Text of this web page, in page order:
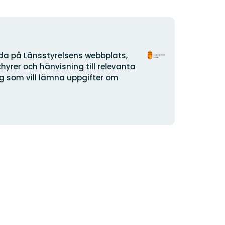
på Länsstyrelsens webbplats,
och hänvisning till relevanta
som vill lämna uppgifter om
Organisationens